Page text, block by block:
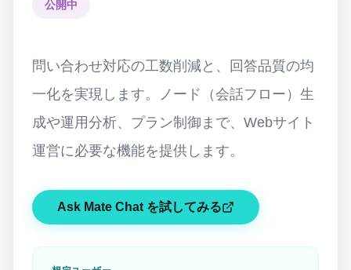
公開中
問い合わせ対応の工数削減と、回答品質の均
一化を実現します。ノード（会話フロー）生
成や運用分析、プラン制御まで、Webサイト
運営に必要な機能を提供します。
Ask Mate Chat を試してみる